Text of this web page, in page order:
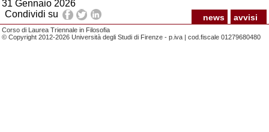
31 Gennaio 2026
Condividi su
news avvisi
Corso di Laurea Triennale in Filosofia
© Copyright 2012-2026 Università degli Studi di Firenze - p.iva | cod.fiscale 01279680480